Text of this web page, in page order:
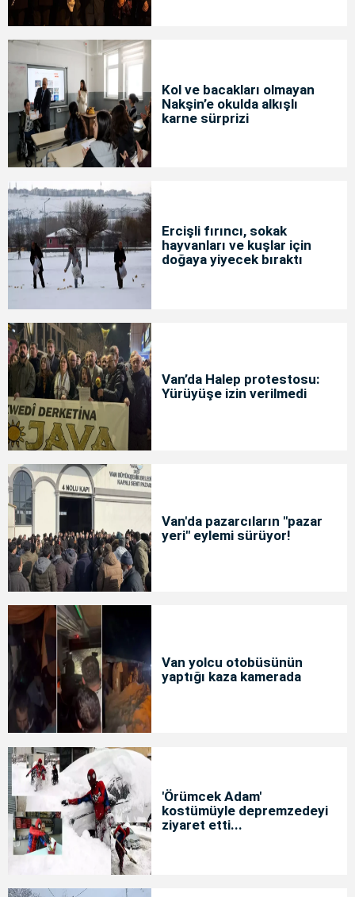
Kol ve bacakları olmayan
Nakşin’e okulda alkışlı
karne sürprizi
Ercişli fırıncı, sokak
hayvanları ve kuşlar için
doğaya yiyecek bıraktı
Van’da Halep protestosu:
Yürüyüşe izin verilmedi
Van'da pazarcıların "pazar
yeri" eylemi sürüyor!
Van yolcu otobüsünün
yaptığı kaza kamerada
'Örümcek Adam'
kostümüyle depremzedeyi
ziyaret etti...